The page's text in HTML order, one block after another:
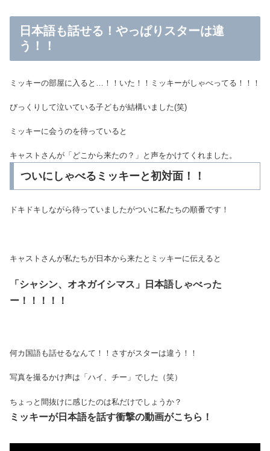
日本語も話せる！やっぱりスターは違
う！！
ミッキーの部屋に入ると…！！いた！！ミッキーがしゃべってる！！！
びっくりして泣いている子どもが結構いました(笑)
ミッキーに会うのを待っていると
キャストさんが「どこから来たの？」と声をかけてくれました。
ついにしゃべるミッキーと初対面！！
ドキドキしながら待っていましたがついに私たちの順番です！
キャストさんが私たちが日本から来たとミッキーに伝えると
「シャシン、オネガイシマス」日本語しゃべった
ー！！！！！
何カ国語も話せるなんて！！さすがスターは違う！！
写真を撮るかけ声は「ハイ、チー」でした（笑）
ちょっと間抜けに感じたのは私だけでしょうか？
ミッキーが日本語を話す衝撃の動画がこちら！